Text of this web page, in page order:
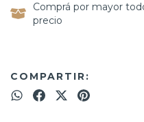
Comprá por mayor
precio
COMPARTIR: